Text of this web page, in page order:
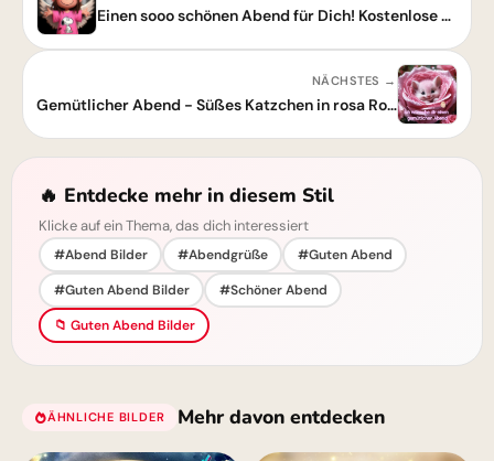
Einen sooo schönen Abend für Dich! Kostenlose Guten-Abend-Grußbilder zum Teilen
NÄCHSTES →
Gemütlicher Abend - Süßes Katzchen in rosa Rose
🔥 Entdecke mehr in diesem Stil
Klicke auf ein Thema, das dich interessiert
#Abend Bilder #Abendgrüße
#Guten Abend
#Guten Abend Bilder
#Schöner Abend
📁 Guten Abend Bilder
ÄHNLICHE BILDER Mehr davon entdecken